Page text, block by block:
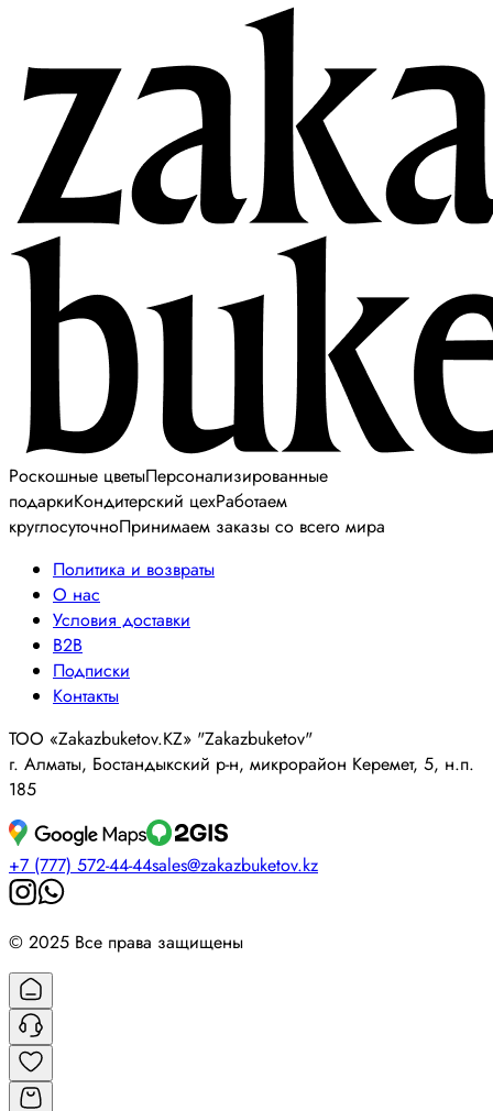
Роскошные цветыПерсонализированные
подаркиКондитерский цехРаботаем
круглосуточноПринимаем заказы со всего мира
Политика и возвраты
О нас
Условия доставки
B2B
Подписки
Контакты
ТОО «Zakazbuketov.KZ» "Zakazbuketov"
г. Алматы, Бостандыкский р-н, микрорайон Керемет, 5, н.п.
185
+7 (777) 572-44-44sales@zakazbuketov.kz
© 2025 Все права защищены